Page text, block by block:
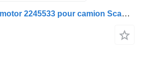
Culasse Chiuloasă motor 2245533 pour camion Scania /575999/2040538/2054325